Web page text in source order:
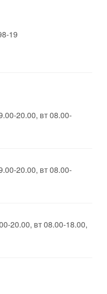
19
20.00, вт 08.00-
20.00, вт 08.00-
20.00, вт 08.00-18.00,